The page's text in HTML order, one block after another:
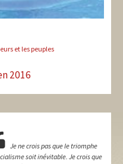
et les peuples
2016
Je ne crois pas que le triomphe
soit inévitable. Je crois que